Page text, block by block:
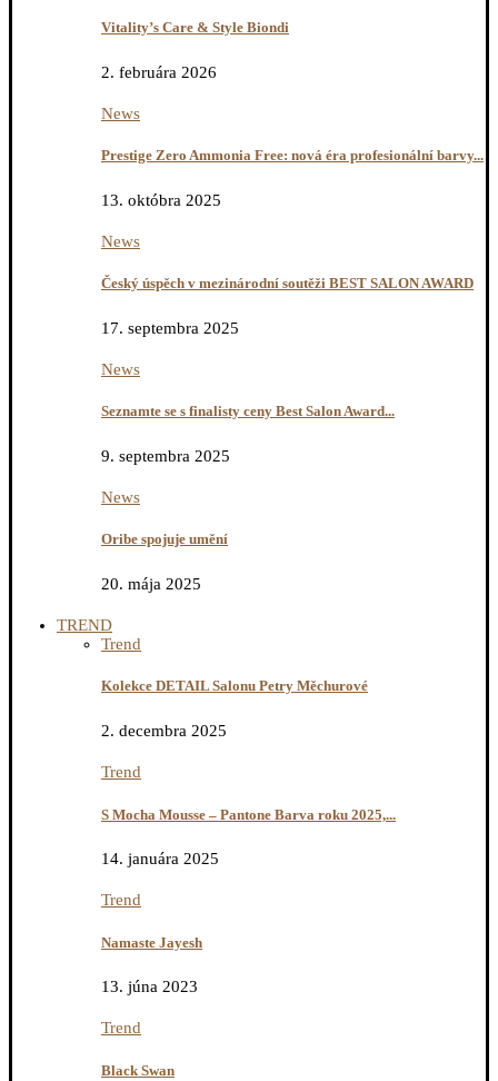
Vitality’s Care & Style Biondi
2. februára 2026
News
Prestige Zero Ammonia Free: nová éra profesionální barvy...
13. októbra 2025
News
Český úspěch v mezinárodní soutěži BEST SALON AWARD
17. septembra 2025
News
Seznamte se s finalisty ceny Best Salon Award...
9. septembra 2025
News
Oribe spojuje umění
20. mája 2025
TREND
Trend
Kolekce DETAIL Salonu Petry Měchurové
2. decembra 2025
Trend
S Mocha Mousse – Pantone Barva roku 2025,...
14. januára 2025
Trend
Namaste Jayesh
13. júna 2023
Trend
Black Swan